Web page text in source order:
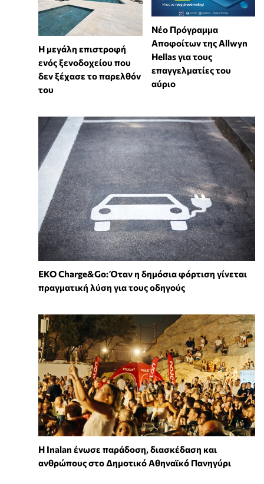
Η μεγάλη επιστροφή
ενός ξενοδοχείου που
δεν ξέχασε το παρελθόν
του
Νέο Πρόγραμμα
Αποφοίτων της Allwyn
Hellas για τους
επαγγελματίες του
αύριο
EKO Charge&Go: Όταν η δημόσια φόρτιση γίνεται
πραγματική λύση για τους οδηγούς
Η Inalan ένωσε παράδοση, διασκέδαση και
ανθρώπους στο Δημοτικό Αθηναϊκό Πανηγύρι